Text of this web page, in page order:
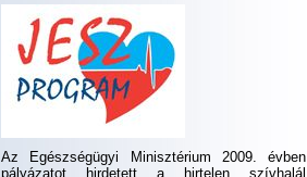
Az Egészségügyi Minisztérium 2009. évben
pályázatot hirdetett a hirtelen szívhalál